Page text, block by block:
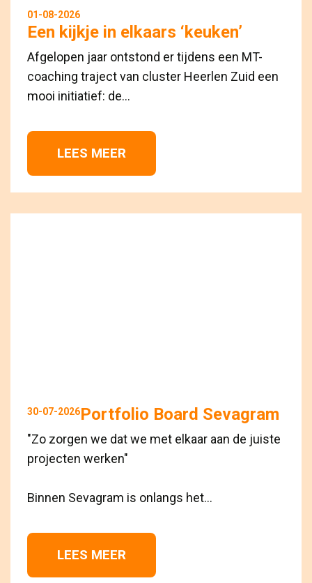
01-08-2026
Een kijkje in elkaars ‘keuken’
Afgelopen jaar ontstond er tijdens een MT-
coaching traject van cluster Heerlen Zuid een
mooi initiatief: de...
LEES MEER
30-07-2026Portfolio Board Sevagram
"Zo zorgen we dat we met elkaar aan de juiste
projecten werken"
Binnen Sevagram is onlangs het...
LEES MEER